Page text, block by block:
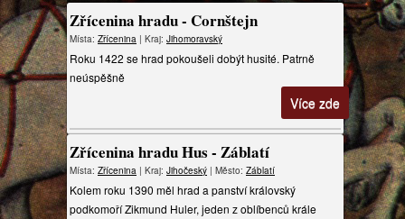
Zřícenina hradu - Cornštejn
Místa: Zřícenina | Kraj: Jihomoravský
Roku 1422 se hrad pokoušeli dobýt husité. Patrně
neúspěšně
Více zde
Zřícenina hradu Hus - Záblatí
Místa: Zřícenina | Kraj: Jihočeský | Město: Záblatí
Kolem roku 1390 měl hrad a panství královský
podkomoří Zikmund Huler, jeden z oblíbenců krále